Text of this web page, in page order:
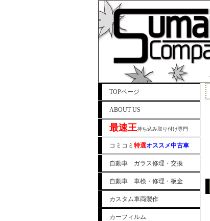
TOPページ
ABOUT US
最速王持ち込み取り付け専門
コミコミ 特選オススメ中古車
自動車 ガラス修理・交換
自動車 車検・修理・板金
カスタム車両製作
カーフィルム